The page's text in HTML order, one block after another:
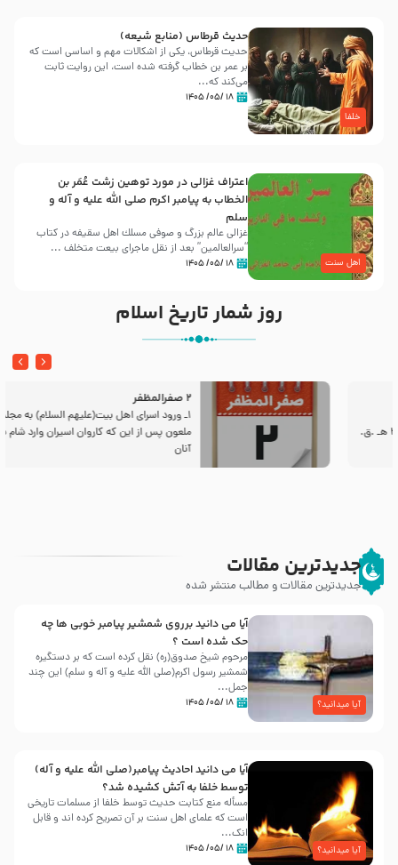
خلفا
حدیث قرطاس (منابع شیعه)
حدیث قرطاس، یکی از اشکالات مهم و اساسی است که
بر عمر بن خطاب گرفته شده است، این روایت ثابت
می‌کند که...
۱۸ /۰۵/ ۱۴۰۵
اهل سنت
اعتراف غزالی در مورد توهین زشت عُمَر بن
الخطاب به پیامبر اکرم صلی الله علیه و آله و
سلم
غزالی عالم بزرگ و صوفی مسلك اهل سقيفه در کتاب
“سرالعالمین” بعد از نقل ماجرای بیعت متخلف ...
۱۸ /۰۵/ ۱۴۰۵
روز شمار تاریخ اسلام
2 صفرالمظفر
1ـ ورود اسراى اهل بیت‌(علیهم السلام) به مجلس یزید
ملعون پس از این كه كاروان اسیران وارد شام شدند،
جدیدترین مقالات
جدیدترین مقالات و مطالب منتشر شده
آیا میدانید؟
آیا می دانید برروی شمشیر پیامبر خوبی ها چه
حک شده است ؟
مرحوم شیخ صدوق(ره) نقل کرده است که بر دستگیره
شمشیر رسول اکرم(صلی الله علیه و آله و سلم) این چند
جمل...
۱۸ /۰۵/ ۱۴۰۵
آیا میدانید؟
آیا می دانید احادیث پیامبر(صلی الله علیه و آله)
توسط خلفا به آتش کشیده شد؟
مسأله منع کتابت حدیث توسط خلفا از مسلمات تاریخی
است که علمای اهل سنت بر آن تصریح کرده اند و قابل
انک...
۱۸ /۰۵/ ۱۴۰۵